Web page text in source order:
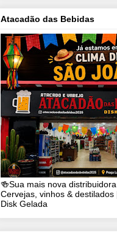
Atacadão das Bebidas
🍻Sua mais nova
Cervejas, vinhos & destilados
Disk Gelada